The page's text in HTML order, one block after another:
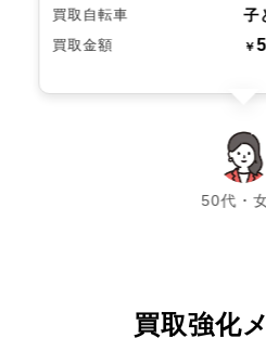
買取自転車 子
買取金額 ￥
50代・
chevron_left chevron_right
買取強化